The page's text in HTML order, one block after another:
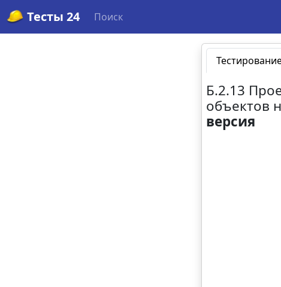
Тесты 24 Поиск
Б.2.13
объектов
версия